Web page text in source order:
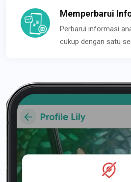
Memperbarui
Perbarui informasi
cukup dengan satu